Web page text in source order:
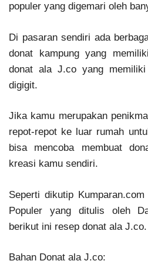
populer yang digemari oleh
Di pasaran sendiri ada
donat kampung yang
donat ala J.co yang
digigit.
Jika kamu merupakan
repot-repot ke luar rumah
bisa mencoba membuat
kreasi kamu sendiri.
Seperti dikutip
Populer yang ditulis oleh
berikut ini resep donat ala J.co.
Bahan Donat ala J.co: